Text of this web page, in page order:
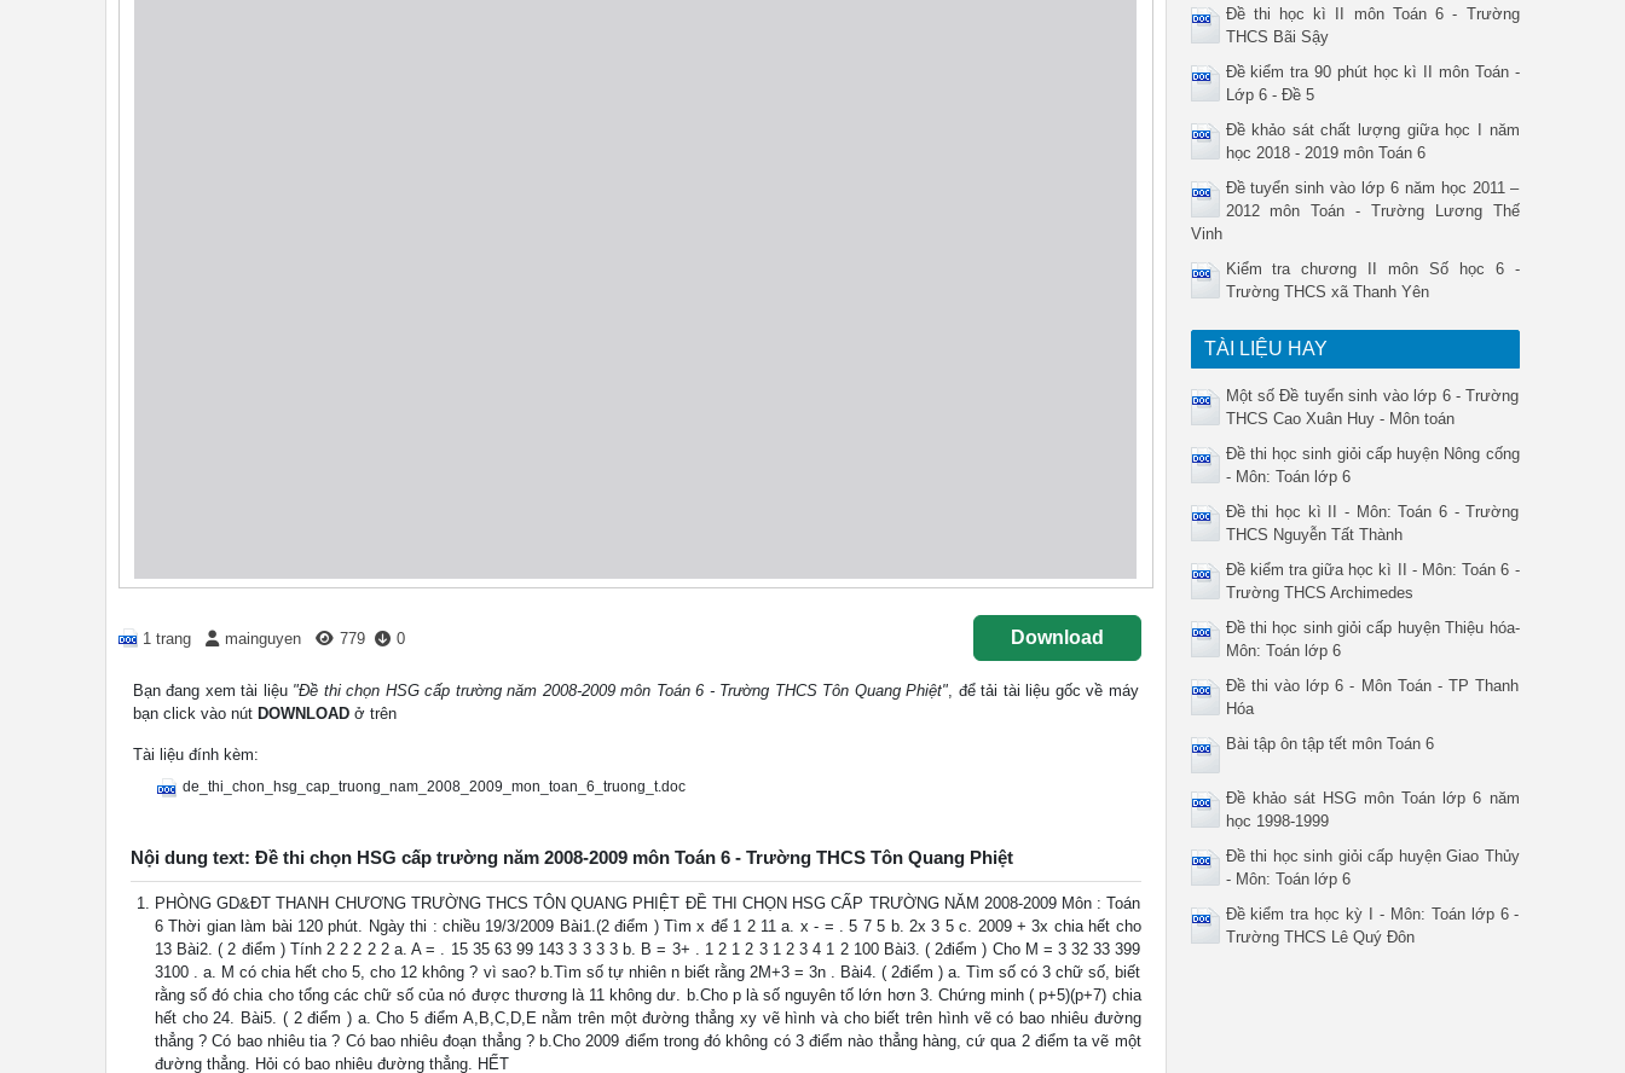
1 trang mainguyen 779 0 Download
Bạn đang xem tài liệu "Đề thi chọn HSG cấp trường năm 2008-2009 môn Toán 6 - Trường THCS Tôn Quang Phiệt", để tải tài liệu gốc về máy
bạn click vào nút DOWNLOAD ở trên
Tài liệu đính kèm:
de_thi_chon_hsg_cap_truong_nam_2008_2009_mon_toan_6_truong_t.doc
Nội dung text: Đề thi chọn HSG cấp trường năm 2008-2009 môn Toán 6 - Trường THCS Tôn Quang Phiệt
PHÒNG GD&ĐT THANH CHƯƠNG TRƯỜNG THCS TÔN QUANG PHIỆT ĐỀ THI CHỌN HSG CẤP TRƯỜNG NĂM 2008-2009 Môn : Toán
6 Thời gian làm bài 120 phút. Ngày thi : chiều 19/3/2009 Bài1.(2 điểm ) Tìm x để 1 2 11 a. x - = . 5 7 5 b. 2x 3 5 c. 2009 + 3x chia hết cho
13 Bài2. ( 2 điểm ) Tính 2 2 2 2 2 a. A = . 15 35 63 99 143 3 3 3 3 b. B = 3+ . 1 2 1 2 3 1 2 3 4 1 2 100 Bài3. ( 2điểm ) Cho M = 3 32 33 399
3100 . a. M có chia hết cho 5, cho 12 không ? vì sao? b.Tìm số tự nhiên n biết rằng 2M+3 = 3n . Bài4. ( 2điểm ) a. Tìm số có 3 chữ số, biết
rằng số đó chia cho tổng các chữ số của nó được thương là 11 không dư. b.Cho p là số nguyên tố lớn hơn 3. Chứng minh ( p+5)(p+7) chia
hết cho 24. Bài5. ( 2 điểm ) a. Cho 5 điểm A,B,C,D,E nằm trên một đường thẳng xy vẽ hình và cho biết trên hình vẽ có bao nhiêu đường
thẳng ? Có bao nhiêu tia ? Có bao nhiêu đoạn thẳng ? b.Cho 2009 điểm trong đó không có 3 điểm nào thẳng hàng, cứ qua 2 điểm ta vẽ một
đường thẳng. Hỏi có bao nhiêu đường thẳng. HẾT
Đề thi học kì II môn Toán 6 - Trường
THCS Bãi Sậy
Đề kiểm tra 90 phút học kì II môn Toán -
Lớp 6 - Đề 5
Đề khảo sát chất lượng giữa học I năm
học 2018 - 2019 môn Toán 6
Đề tuyển sinh vào lớp 6 năm học 2011 –
2012 môn Toán - Trường Lương Thế
Vinh
Kiểm tra chương II môn Số học 6 -
Trường THCS xã Thanh Yên
TÀI LIỆU HAY
Một số Đề tuyển sinh vào lớp 6 - Trường
THCS Cao Xuân Huy - Môn toán
Đề thi học sinh giỏi cấp huyện Nông cống
- Môn: Toán lớp 6
Đề thi học kì II - Môn: Toán 6 - Trường
THCS Nguyễn Tất Thành
Đề kiểm tra giữa học kì II - Môn: Toán 6 -
Trường THCS Archimedes
Đề thi học sinh giỏi cấp huyện Thiệu hóa-
Môn: Toán lớp 6
Đề thi vào lớp 6 - Môn Toán - TP Thanh
Hóa
Bài tập ôn tập tết môn Toán 6
Đề khảo sát HSG môn Toán lớp 6 năm
học 1998-1999
Đề thi học sinh giỏi cấp huyện Giao Thủy
- Môn: Toán lớp 6
Đề kiểm tra học kỳ I - Môn: Toán lớp 6 -
Trường THCS Lê Quý Đôn